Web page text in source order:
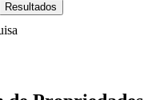
Resultados